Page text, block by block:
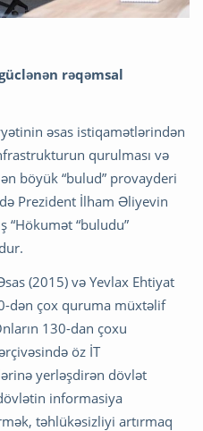
rəqəmsal
əsas istiqamətlərindən
qurulması və
böyük “bulud” provayderi
Prezident İlham Əliyevin
“Hökumət “buludu”
(2015) və Yevlax Ehtiyat
dən çox quruma müxtəlif
130-dan çoxu
öz İT
yerləşdirən dövlət
informasiya
təhlükəsizliyi artırmaq